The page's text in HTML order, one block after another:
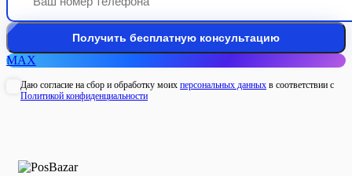
MAX
Даю согласие на сбор и обработку моих персональных данных в соответствии с
Политикой конфиденциальности